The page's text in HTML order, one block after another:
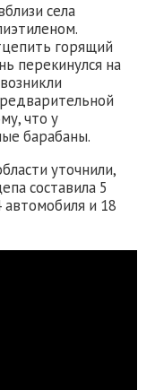
села
горящий
перекинулся на
что у
барабаны.
уточнили,
составила 5
и 18